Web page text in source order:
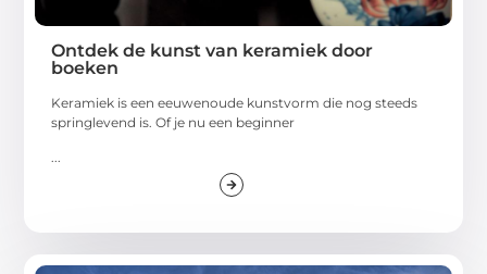
Ontdek de kunst van keramiek door
boeken
Keramiek is een eeuwenoude kunstvorm die nog steeds
springlevend is. Of je nu een beginner
...